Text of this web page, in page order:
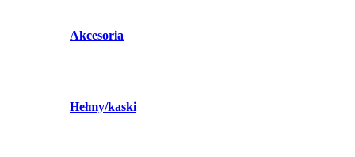
Akcesoria
Hełmy/kaski